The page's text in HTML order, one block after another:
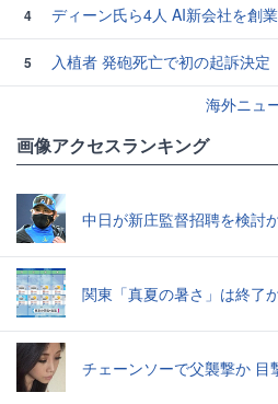
4 ディーン氏ら4人 AI新会社を創業
5
入植者 発砲死亡で初の起訴決定
海外ニュ
画像アクセスランキング
中日が新庄監督招聘を検討
関東「真夏の暑さ」は終了
チェーンソーで父襲撃か 目